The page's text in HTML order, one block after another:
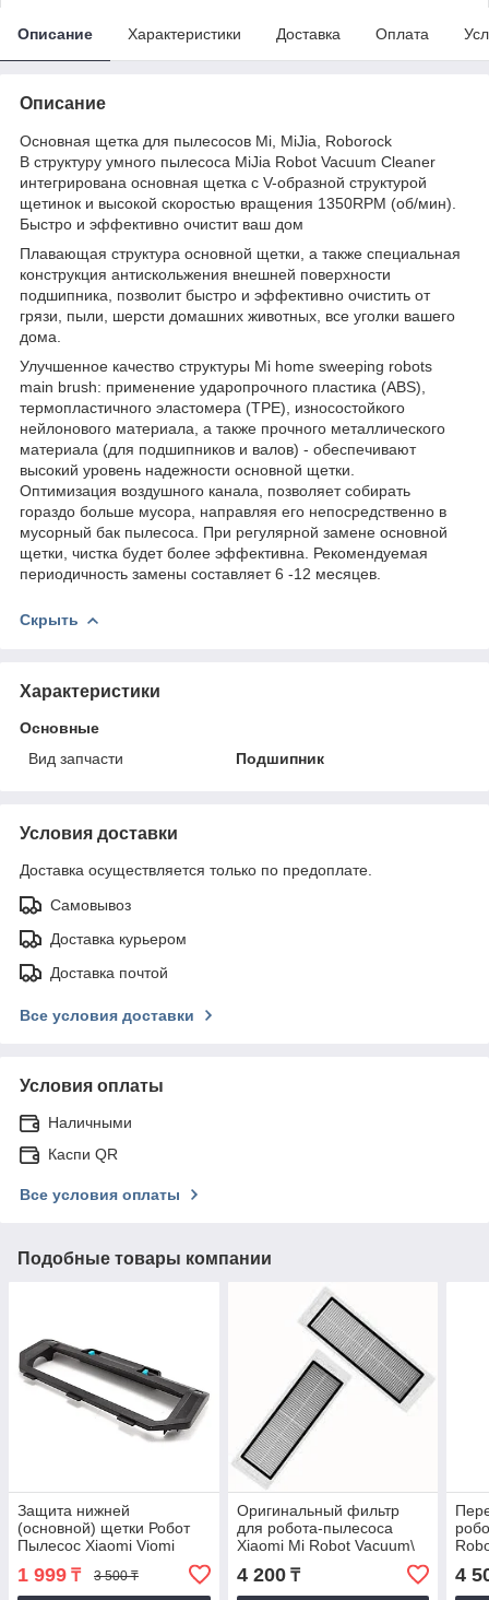
Описание Характеристики Доставка Оплата
Описание
Основная щетка для пылесосов Mi, MiJia, Roborock
В структуру умного пылесоса MiJia Robot Vacuum Cleaner
интегрирована основная щетка с V-образной структурой
щетинок и высокой скоростью вращения 1350RPM (об/мин).
Быстро и эффективно очистит ваш дом
Плавающая структура основной щетки, а также специальная
конструкция антискольжения внешней поверхности
подшипника, позволит быстро и эффективно очистить от
грязи, пыли, шерсти домашних животных, все уголки вашего
дома.
Улучшенное качество структуры Mi home sweeping robots
main brush: применение ударопрочного пластика (ABS),
термопластичного эластомера (TPE), износостойкого
нейлонового материала, а также прочного металлического
материала (для подшипников и валов) - обеспечивают
высокий уровень надежности основной щетки.
Оптимизация воздушного канала, позволяет собирать
гораздо больше мусора, направляя его непосредственно в
мусорный бак пылесоса. При регулярной замене основной
щетки, чистка будет более эффективна. Рекомендуемая
периодичность замены составляет 6 -12 месяцев.
Скрыть
Характеристики
Основные
Вид запчасти
Подшипник
Условия доставки
Доставка осуществляется только по предоплате.
Самовывоз
Доставка курьером
Доставка почтой
Все условия доставки
Условия оплаты
Наличными
Каспи QR
Все условия оплаты
Подобные товары компании
Защита нижней
(основной) щетки Робот
Пылесос Xiaomi Viomi
V2/V2 Pro/V3/Mop P
(STYTJ02YM)
1 999 ₸ 3 500 ₸
Оригинальный фильтр
для робота-пылесоса
Xiaomi Mi Robot Vacuum\
Roborock S5/ E5
(SDLW01RR)
4 200₸ 4